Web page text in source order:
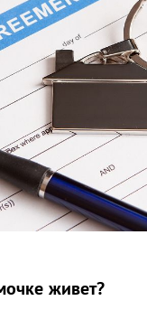
живет?